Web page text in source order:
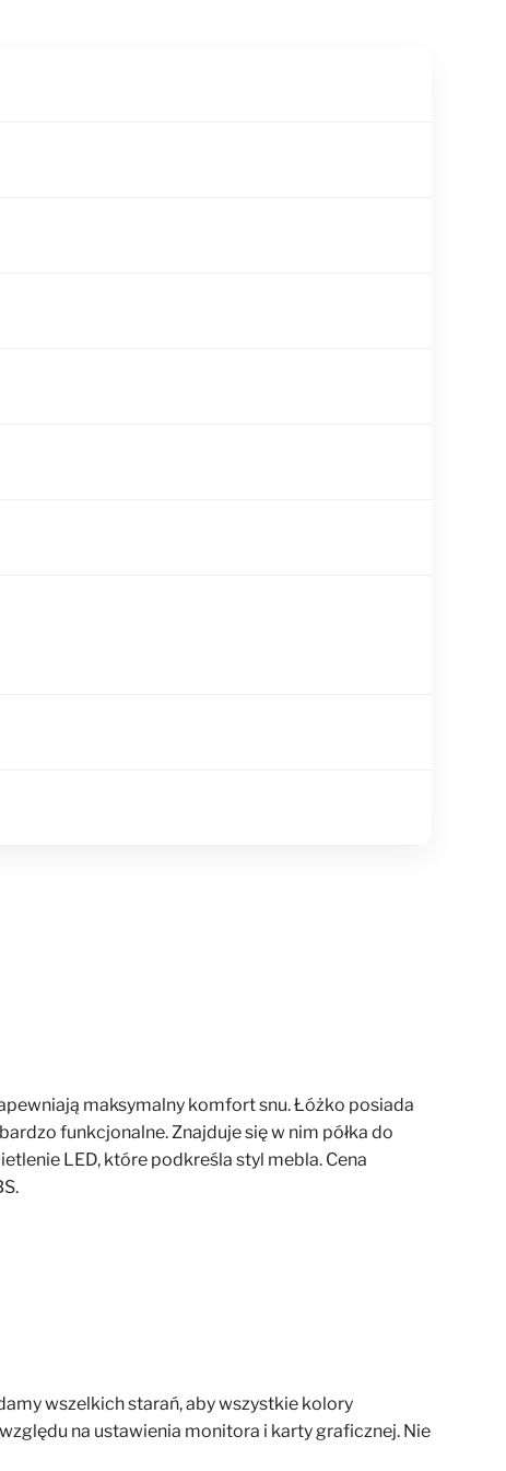
maksymalny komfort snu. Łóżko posiada
funkcjonalne. Znajduje się w nim półka do
LED, które podkreśla styl mebla. Cena
wszelkich starań, aby wszystkie kolory
na ustawienia monitora i karty graficznej. Nie